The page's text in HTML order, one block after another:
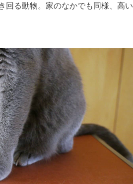
回る動物。家のなかでも同様、高い